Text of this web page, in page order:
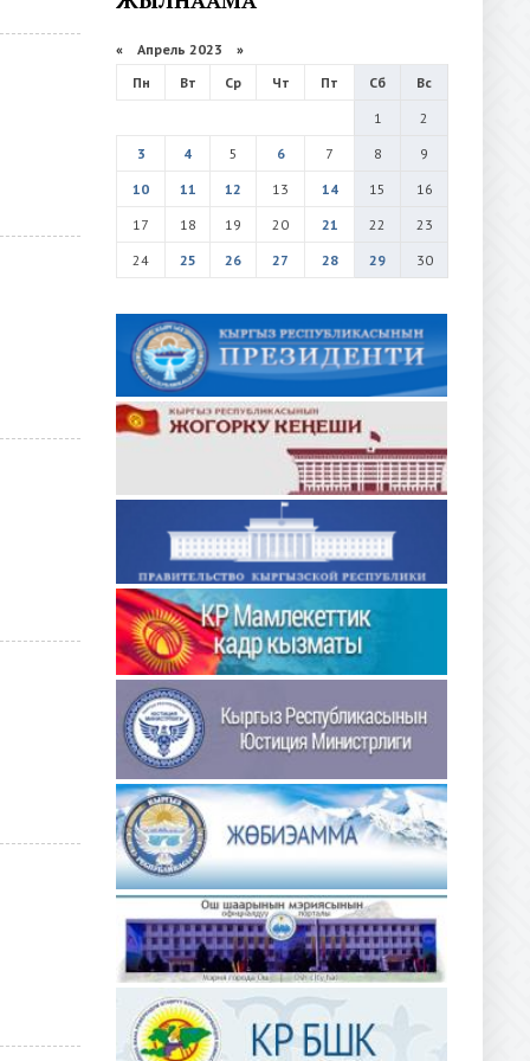
« Апрель 2023 »
Пн
Вт Ср Чт Пт Сб
Вс
1
2
3
4 5 6 7 8
9
10
11 12 13 14 15
16
17
18 19 20 21 22
23
24
25 26 27 28 29 30